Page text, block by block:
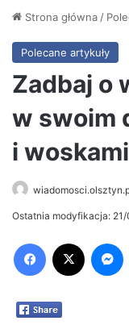
Strona główna /
Polecane artykuły
Zadbaj o
w swoim
i
Ostatnia modyfikacja: